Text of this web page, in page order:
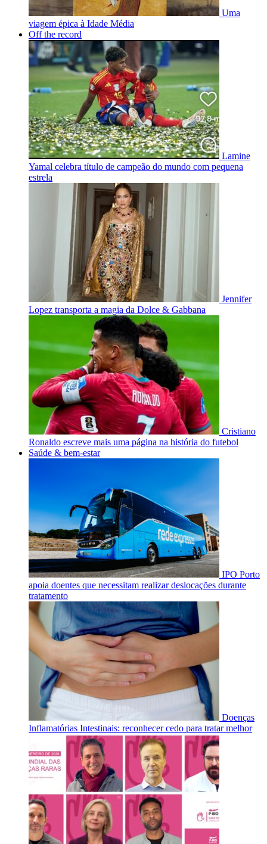
Uma
viagem épica à Idade Média
Off the record
Lamine
Yamal celebra título de campeão do mundo com pequena
estrela
Jennifer
Lopez transporta a magia da Dolce & Gabbana
Cristiano
Ronaldo escreve mais uma página na história do futebol
Saúde & bem-estar
IPO Porto
apoia doentes que necessitam realizar deslocações durante
tratamento
Doenças
Inflamatórias Intestinais: reconhecer cedo para tratar melhor